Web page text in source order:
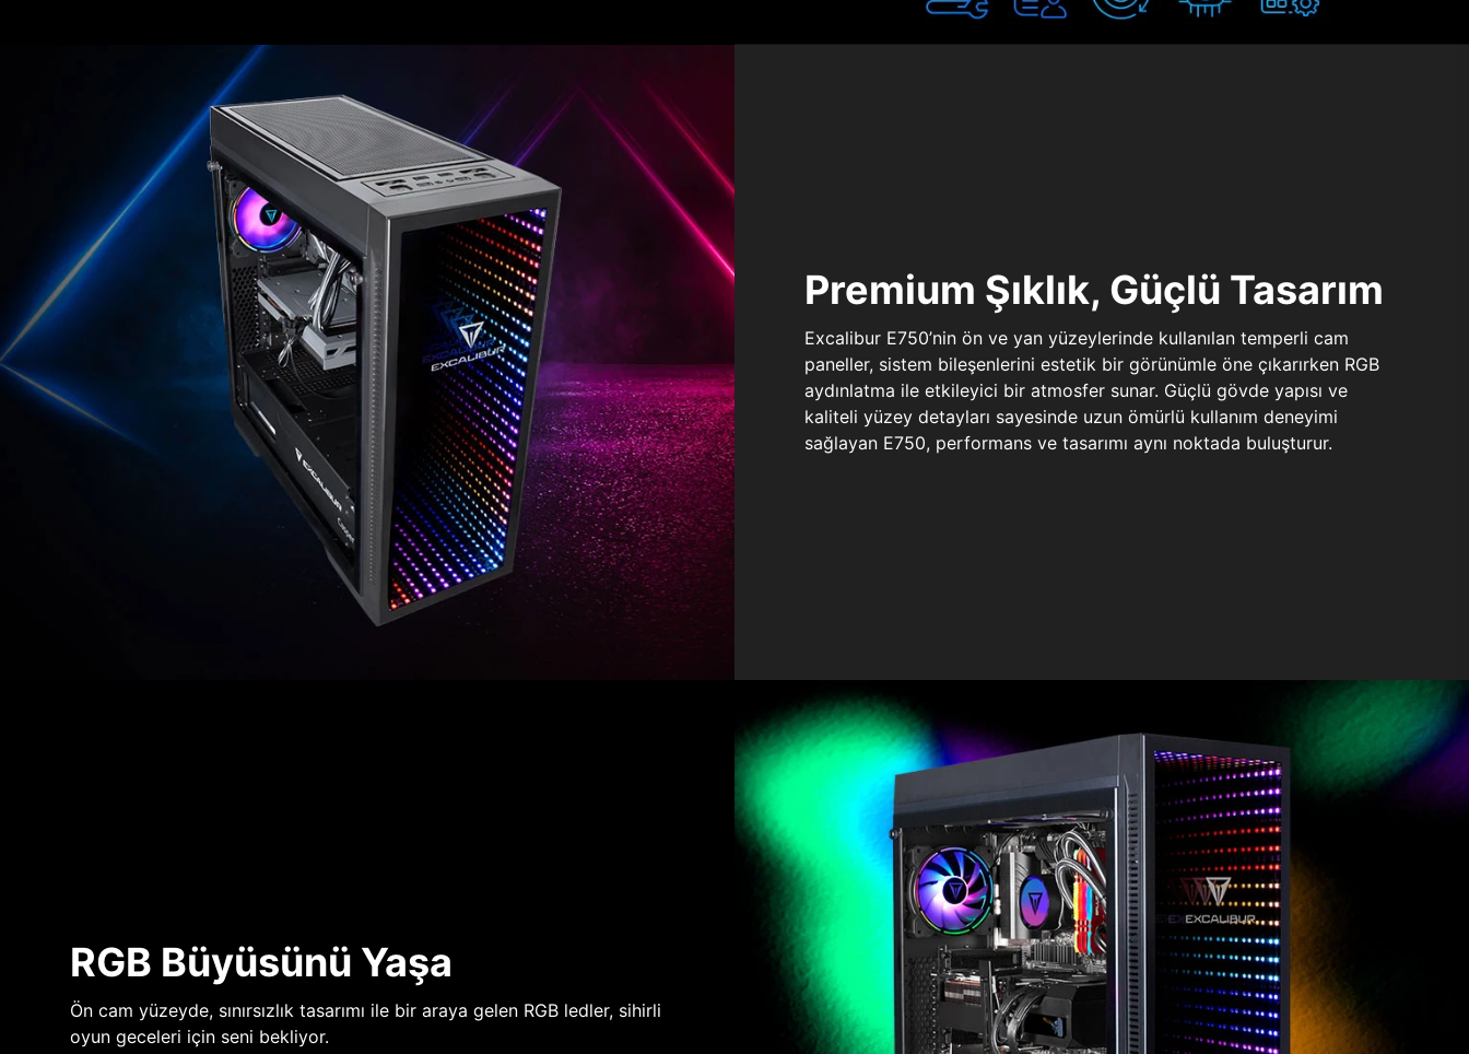
Premium Şıklık, Güçlü Tasarım
Excalibur E750’nin ön ve yan yüzeylerinde kullanılan temperli cam
paneller, sistem bileşenlerini estetik bir görünümle öne çıkarırken RGB
aydınlatma ile etkileyici bir atmosfer sunar. Güçlü gövde yapısı ve
kaliteli yüzey detayları sayesinde uzun ömürlü kullanım deneyimi
sağlayan E750, performans ve tasarımı aynı noktada buluşturur.
RGB Büyüsünü Yaşa
Ön cam yüzeyde, sınırsızlık tasarımı ile bir araya gelen RGB ledler, sihirli
oyun geceleri için seni bekliyor.